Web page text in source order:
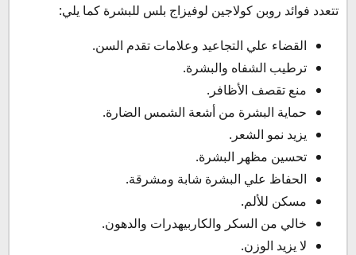
تتعدد فوائد روبن كولاجين لوفيزاج بلس للبشرة كما يلي:
القضاء علي التجاعيد وعلامات تقدم السن.
ترطيب الشفاه والبشرة.
منع تقصف الأظافر.
حماية البشرة من أشعة الشمس الضارة.
يزيد نمو الشعر.
تحسين مظهر البشرة.
الحفاظ علي البشرة شابة ومشرقة.
مسكن للألم.
خالي من السكر والكاربيهدرات والدهون.
لا يزيد الوزن.